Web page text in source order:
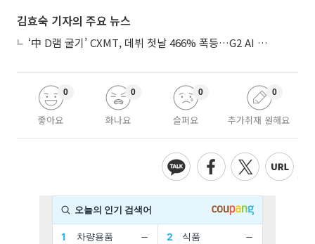
김효숙 기자의 주요 뉴스
‘中 D램 굴기’ CXMT, 데뷔 첫날 466% 폭등…G2 AI 패권 ‘쩐의 전쟁’
좋아요
0
화나요
0
슬퍼요
0
추가취재 원해요
0